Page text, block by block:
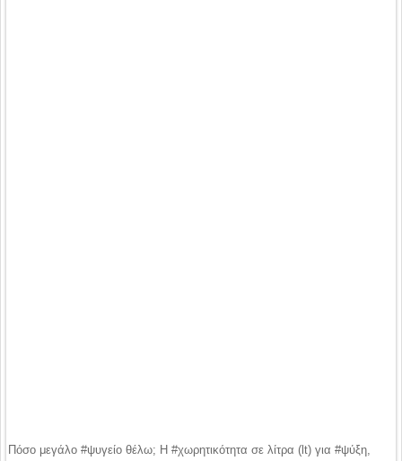
Πόσο μεγάλο #ψυγείο θέλω; Η #χωρητικότητα σε λίτρα (lt) για #ψύξη,